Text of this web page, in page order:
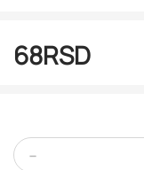
68RSD
-